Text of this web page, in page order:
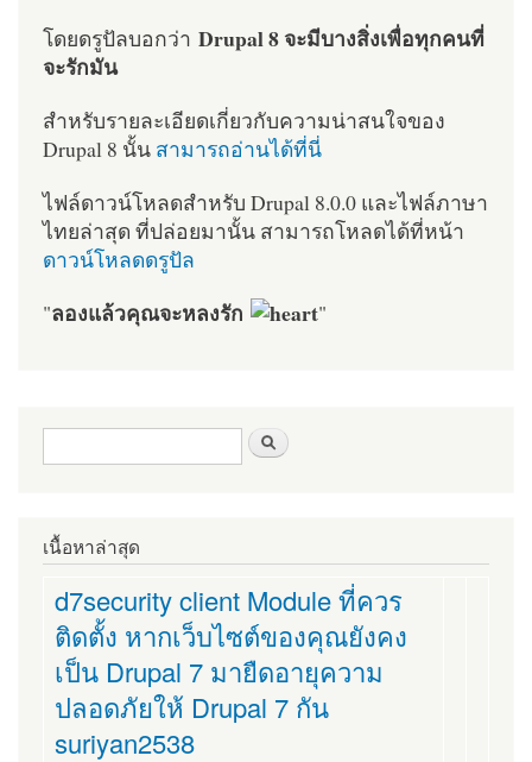
โดยดรูปัลบอกว่า Drupal 8 จะมีบางสิ่งเพื่อทุกคนที่
จะรักมัน
สำหรับรายละเอียดเกี่ยวกับความน่าสนใจของ
Drupal 8 นั้น สามารถอ่านได้ที่นี่
ไฟล์ดาวน์โหลดสำหรับ Drupal 8.0.0 และไฟล์ภาษา
ไทยล่าสุด ที่ปล่อยมานั้น สามารถโหลดได้ที่หน้า
ดาวน์โหลดดรูปัล
"ลองแล้วคุณจะหลงรัก "
ฟอร์มค้นหา
เนื้อหาล่าสุด
d7security client Module ที่ควร
ติดตั้ง หากเว็บไซต์ของคุณยังคง
เป็น Drupal 7 มายืดอายุความ
ปลอดภัยให้ Drupal 7 กัน
suriyan2538